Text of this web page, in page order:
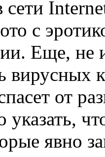
с
Еще, не
вирусных
от
явно